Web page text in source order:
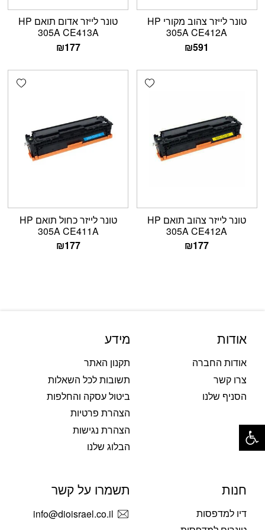
טונר לייזר צהוב מקורי HP
305A CE412A
₪591
טונר לייזר אדום תואם HP
305A CE413A
₪177
Add wishlist
טונר לייזר צהוב תואם HP
305A CE412A
₪177
טונר לייזר כחול תואם HP
305A CE411A
₪177
אודות
אודות החברה
צרו קשר
הסניף שלנו
מידע
תקנון האתר
תשובות לכל השאלות
ביטול עסקה והחלפות
הצהרת פרטיות
הצהרת נגישות
הבלוג שלנו
חנות
דיו למדפסות
תשמרו על קשר
info@dioisrael.co.il
פתח סרגל נגישות